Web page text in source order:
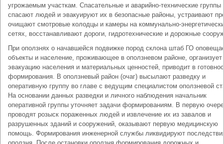
угрожаемым участкам. Спасательные и аварийно-технические группы
спасают людей и эвакуируют их в безопасные районы, устраивают
очищают смотровые колодцы и камеры на коммунально-
сетях, восстанавливают дороги, гидротехнические и дорожные
При оползнях о начавшейся подвижке пород склона штаб ГО
объекты и население, проживающее в оползневом районе, организует
эвакуацию населения и материальных ценностей, приводит в
формирования. В оползневый район (очаг) высылают разведку и
оперативную группу во главе с ведущим специалистом оползневой
На основании данных разведки и личного наблюдения начальник
оперативной группы уточняет задачи формированиям. В первую
проводят розыск пораженных людей и извлечение их из завалов и
разрушенных зданий и сооружений, оказывают первую медицинскую
помощь. Формирования инженерной службы ликвидируют